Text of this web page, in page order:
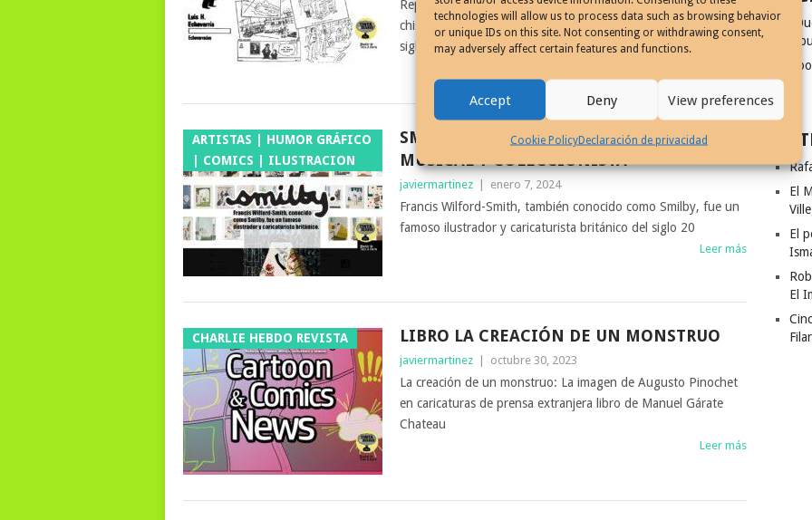
technologies will allow us to process data such as browsing behavior
or unique IDs on this site. Not consenting or withdrawing consent,
may adversely affect certain features and functions.
Accept Deny View preferences
Cookie PolicyDeclaración de privacidad
Reportaje de Luis H. Echevarría, narra su intento de escribir
chistes para humoristas gráficos, en la década del setenta del
siglo 20
ARTISTAS | HUMOR GRÁFICO
| COMICS | ILUSTRACION
SMILBY, HUMORISTA GRÁFICO, EXPERTO
MUSICAL Y COLECCIONISTA
javiermartinez | enero 7, 2024
Francis Wilford-Smith, también conocido como Smilby, fue un
famoso ilustrador y caricaturista británico del siglo 20
Leer más
CHARLIE HEBDO REVISTA LIBRO LA CREACIÓN DE UN MONSTRUO
javiermartinez | octubre 30, 2023
La creación de un monstruo: La imagen de Augusto Pinochet
en caricaturas de prensa extranjera libro de Manuel Gárate
Chateau
Leer más
El
El
El